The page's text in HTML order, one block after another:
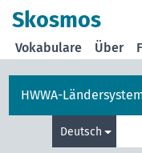
Skosmos
Vokabulare Über
HWWA-
Deutsch